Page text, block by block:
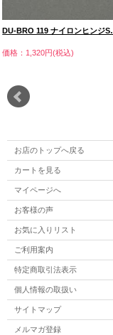
DU-BRO 119 ナイロンヒンジ
価格：1,320円(税込)
お店のトップへ戻る
カートを見る
マイページへ
お客様の声
お気に入りリスト
ご利用案内
特定商取引法表示
個人情報の取扱い
サイトマップ
メルマガ登録